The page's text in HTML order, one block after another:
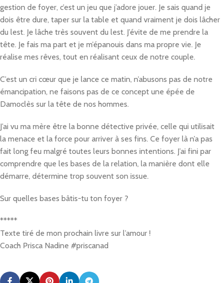
gestion de foyer, c’est un jeu que j’adore jouer. Je sais quand je
dois être dure, taper sur la table et quand vraiment je dois lâcher
du lest. Je lâche très souvent du lest. J’évite de me prendre la
tête. Je fais ma part et je m’épanouis dans ma propre vie. Je
réalise mes rêves, tout en réalisant ceux de notre couple.
C’est un cri cœur que je lance ce matin, n’abusons pas de notre
émancipation, ne faisons pas de ce concept une épée de
Damoclès sur la tête de nos hommes.
J’ai vu ma mère être la bonne détective privée, celle qui utilisait
la menace et la force pour arriver à ses fins. Ce foyer là n’a pas
fait long feu malgré toutes leurs bonnes intentions. J’ai fini par
comprendre que les bases de la relation, la manière dont elle
démarre, détermine trop souvent son issue.
Sur quelles bases bâtis-tu ton foyer ?
*****
Texte tiré de mon prochain livre sur l’amour !
Coach Prisca Nadine #priscanad